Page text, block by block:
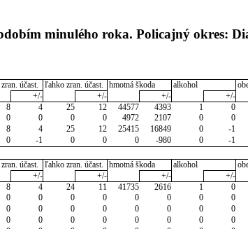
minulého roka. Policajný okres:
účast. ľahko zran. účast. hmotná škoda alkohol
+/- +/- +/- +/-
8 4 25 12 44577 4393 1 0
0 0 0 0 4972 2107 0 0
8 4 25 12 25415 16849 0 -1
0 -1 0 0 0 -980 0 -1
účast. ľahko zran. účast. hmotná škoda alkohol
+/- +/- +/- +/-
8 4 24 11 41735 2616 1 0
0 0 0 0 0 0 0 0
0 0 0 0 0 0 0 0
0 0 0 0 0 0 0 0